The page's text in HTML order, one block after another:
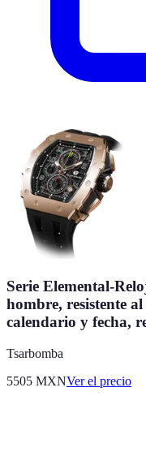
Serie Elemental-
hombre, resistente
calendario y fecha,
Tsarbomba
5505 MXNVer el precio